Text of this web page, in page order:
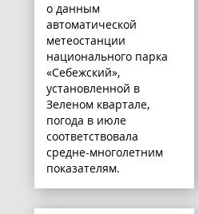
о данным
автоматической
метеостанции
национального парка
«Себежский»,
установленной в
Зеленом квартале,
погода в июле
соответствовала
средне-многолетним
показателям.